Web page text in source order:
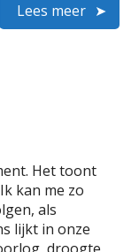
Lees meer
Het toont
kan me zo
als
lijkt in onze